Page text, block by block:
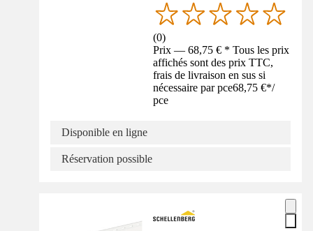
(0)
Prix — 68,75 € * Tous les prix
affichés sont des prix TTC,
frais de livraison en sus si
nécessaire par pce68,75 €*/
pce
Disponible en ligne
Réservation possible